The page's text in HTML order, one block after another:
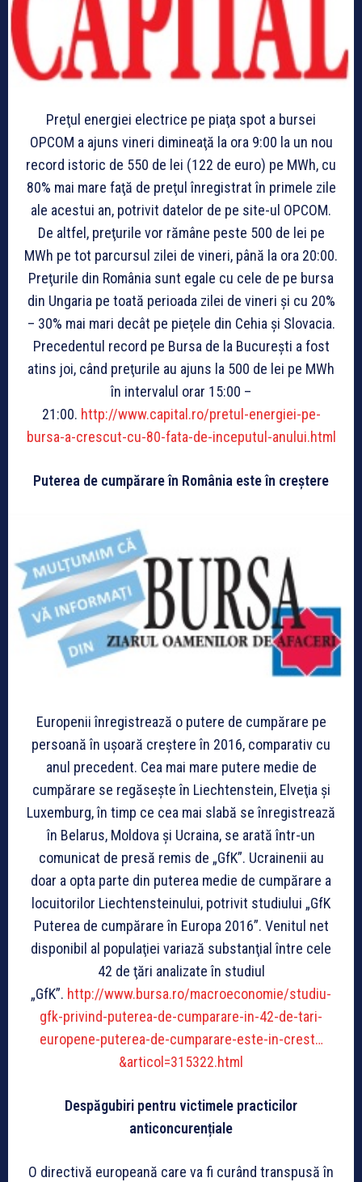
Preţul energiei electrice pe piaţa spot a bursei
OPCOM a ajuns vineri dimineaţă la ora 9:00 la un nou
record istoric de 550 de lei (122 de euro) pe MWh, cu
80% mai mare faţă de preţul înregistrat în primele zile
ale acestui an, potrivit datelor de pe site-ul OPCOM.
De altfel, preţurile vor rămâne peste 500 de lei pe
MWh pe tot parcursul zilei de vineri, până la ora 20:00.
Preţurile din România sunt egale cu cele de pe bursa
din Ungaria pe toată perioada zilei de vineri şi cu 20%
– 30% mai mari decât pe pieţele din Cehia şi Slovacia.
Precedentul record pe Bursa de la Bucureşti a fost
atins joi, când preţurile au ajuns la 500 de lei pe MWh
în intervalul orar 15:00 –
21:00. http://www.capital.ro/pretul-energiei-pe-
bursa-a-crescut-cu-80-fata-de-inceputul-anului.html
Puterea de cumpărare în România este în creștere
Europenii înregistrează o putere de cumpărare pe
persoană în uşoară creştere în 2016, comparativ cu
anul precedent. Cea mai mare putere medie de
cumpărare se regăseşte în Liechtenstein, Elveţia şi
Luxemburg, în timp ce cea mai slabă se înregistrează
în Belarus, Moldova şi Ucraina, se arată într-un
comunicat de presă remis de „GfK”. Ucrainenii au
doar a opta parte din puterea medie de cumpărare a
locuitorilor Liechtensteinului, potrivit studiului „GfK
Puterea de cumpărare în Europa 2016”. Venitul net
disponibil al populaţiei variază substanţial între cele
42 de ţări analizate în studiul
„GfK”. http://www.bursa.ro/macroeconomie/studiu-
gfk-privind-puterea-de-cumparare-in-42-de-tari-
europene-puterea-de-cumparare-este-in-crest…
&articol=315322.html
Despăgubiri pentru victimele practicilor
anticoncurențiale
O directivă europeană care va fi curând transpusă în